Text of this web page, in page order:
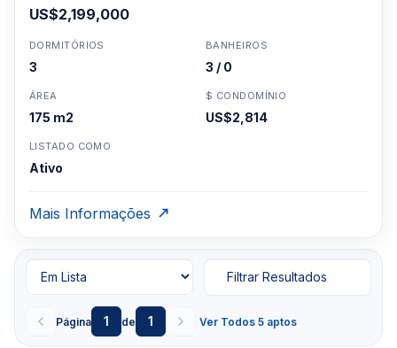
US$2,199,000
DORMITÓRIOS
3
BANHEIROS
3 / 0
ÁREA
175 m2
$ CONDOMÍNIO
US$2,814
LISTADO COMO
Ativo
Mais Informações
Página 1 de 1 Ver Todos 5 aptos
Filtrar Resultados